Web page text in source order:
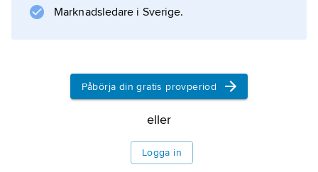
av kommissionen för oorganisk-kemisk
föredras därför framför trivialnamn utom
Information om artikeln
Marknadsledare i Sverige.
Påbörja din gratis provperiod
eller
Logga in